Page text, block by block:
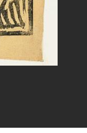
et d'Archéologie de